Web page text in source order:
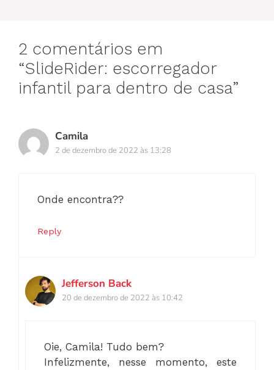
2 comentários em
“SlideRider: escorregador
infantil para dentro de casa”
Camila
2 de dezembro de 2022 às 13:28
Onde encontra??
Reply
Jefferson Back
20 de dezembro de 2022 às 10:42
Oie, Camila! Tudo bem?
Infelizmente, nesse momento, este